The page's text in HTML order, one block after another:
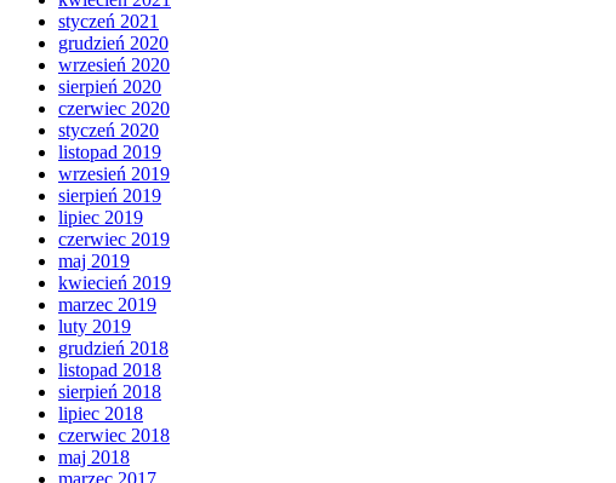
styczeń 2021
grudzień 2020
wrzesień 2020
sierpień 2020
czerwiec 2020
styczeń 2020
listopad 2019
wrzesień 2019
sierpień 2019
lipiec 2019
czerwiec 2019
maj 2019
kwiecień 2019
marzec 2019
luty 2019
grudzień 2018
listopad 2018
sierpień 2018
lipiec 2018
czerwiec 2018
maj 2018
marzec 2017